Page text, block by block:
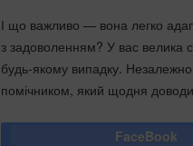
І що важливо — вона легко
з задоволенням? У вас велика
будь-якому випадку. Незалежно
помічником, який щодня
FaceBook